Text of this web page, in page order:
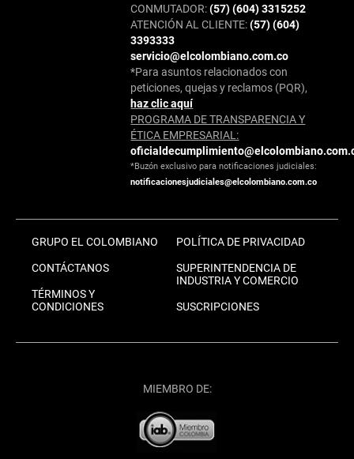
CONMUTADOR:(57) (604) 3315252
ATENCIÓN AL CLIENTE:(57) (604)
3393333
servicio@elcolombiano.com.co
*Para asuntos relacionados con
peticiones, quejas y reclamos (PQR),
haz clic aquí
PROGRAMA DE TRANSPARENCIA Y
ÉTICA EMPRESARIAL:
*Buzón exclusivo para notificaciones judiciales:
notificacionesjudiciales@elcolombiano.com.co
GRUPO EL COLOMBIANO
CONTÁCTANOS
TÉRMINOS Y
CONDICIONES
POLÍTICA DE PRIVACIDAD
SUPERINTENDENCIA DE
INDUSTRIA Y COMERCIO
SUSCRIPCIONES
MIEMBRO DE: